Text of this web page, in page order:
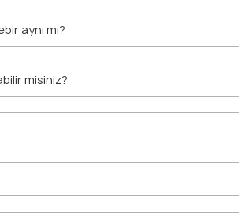
aynı mı?
misiniz?